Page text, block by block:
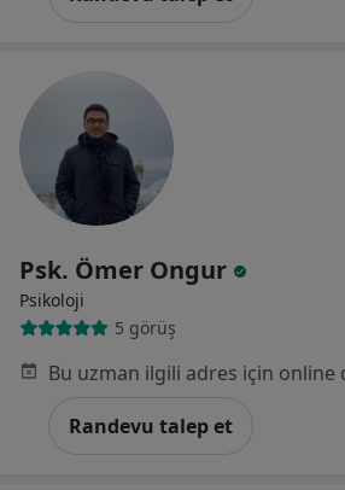
Psk. Ömer Ongur
Psikoloji
5 görüş
Randevu talep et